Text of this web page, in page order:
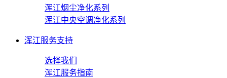
浑江烟尘净化系列
浑江中央空调净化系列
浑江服务支持
选择我们
浑江服务指南